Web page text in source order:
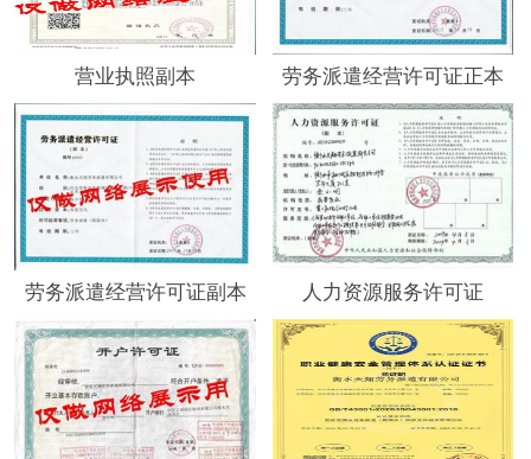
营业执照副本 劳务派遣经营许可证正本
劳务派遣经营许可证副本 人力资源服务许可证